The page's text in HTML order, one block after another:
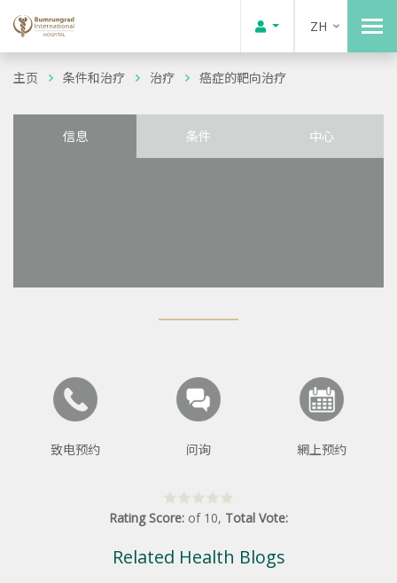
ZH
主页 条件和治疗 治疗 癌症的靶向治疗
信息 条件 中心
致电预约 问询 網上预约
Rating Score: of 10, Total Vote:
Related Health Blogs